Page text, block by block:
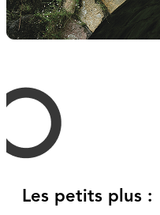
Les petits plus :